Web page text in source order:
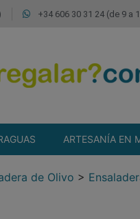
+34 606 30 31 24 (de 9 a
ARTESANÍA EN
de Olivo >